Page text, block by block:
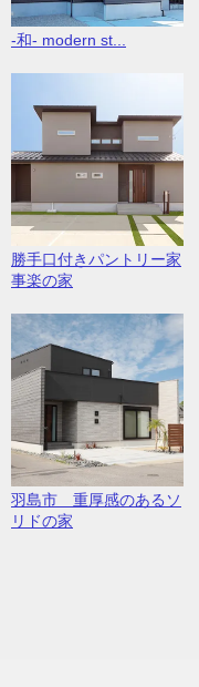
-和- modern st...
勝手口付きパントリー家
事楽の家
羽島市 重厚感のあるソ
リドの家